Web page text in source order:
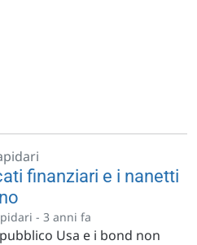
finanziari e i nanetti
- 3 anni fa
Usa e i bond non